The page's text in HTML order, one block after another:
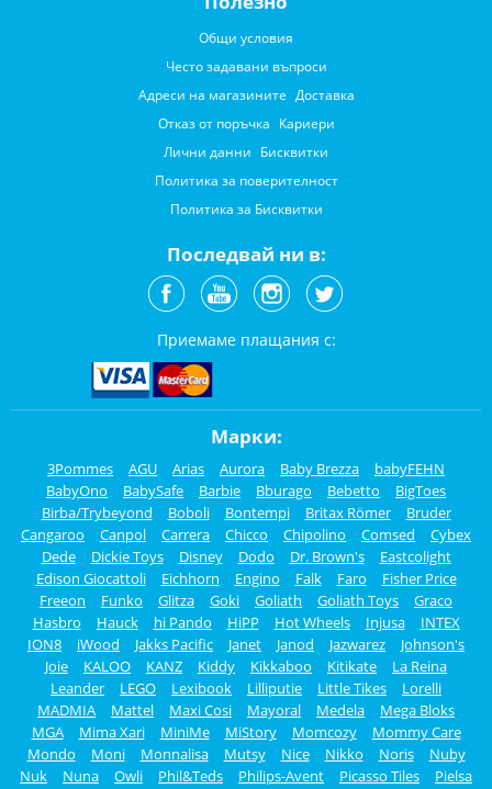
Общи условия
Често задавани въпроси
Адреси на магазините Доставка
Отказ от поръчка Кариери
Лични данни Бисквитки
Политика за поверителност
Политика за Бисквитки
Последвай ни в:
Приемаме плащания с:
Марки:
3Pommes AGU Arias Aurora Baby Brezza
babyFEHN
BabyOno
BabySafe Barbie Bburago Bebetto
BigToes
Birba/Trybeyond
Boboli Bontempi Britax Römer
Bruder
Cangaroo
Canpol Carrera Chicco Chipolino Comsed
Cybex
Dede
Dickie Toys Disney Dodo Dr. Brown's
Eastcolight
Edison Giocattoli
Eichhorn Engino Falk Faro
Fisher Price
Freeon
Funko Glitza Goki Goliath Goliath Toys
Graco
Hasbro
Hauck hi Pando HiPP Hot Wheels Injusa
INTEX
ION8
iWood Jakks Pacific Janet Janod Jazwarez
Johnson's
Joie
KALOO KANZ Kiddy Kikkaboo Kitikate
La Reina
Leander
LEGO Lexibook Lilliputie Little Tikes
Lorelli
MADMIA
Mattel Maxi Cosi Mayoral Medela
Mega Bloks
MGA
Mima Xari MiniMe MiStory Momcozy
Mommy Care
Mondo
Moni Monnalisa Mutsy Nice Nikko Noris
Nuby
Nuk
Nuna Owli Phil&Teds Philips-Avent Picasso Tiles
Pielsa